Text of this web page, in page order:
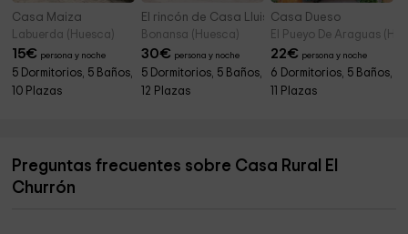
Casa Maiza
Labuerda (Huesca)
15€ persona y noche
5 Dormitorios, 5 Baños,
10 Plazas
El rincón de Casa Lluis
Bonansa (Huesca)
30€ persona y noche
5 Dormitorios, 5 Baños,
12 Plazas
Casa Dueso
El Pueyo De Araguas
22€ persona y noche
6 Dormitorios, 5 Baños,
11 Plazas
Preguntas frecuentes sobre Casa Rural El
Churrón